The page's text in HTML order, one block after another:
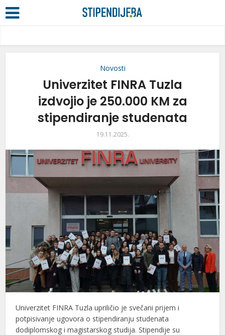
Novosti
Univerzitet FINRA Tuzla
izdvojio je 250.000 KM za
stipendiranje studenata
19.11.2025.
Univerzitet FINRA Tuzla upriličio je svečani prijem i
potpisivanje ugovora o stipendiranju studenata
dodiplomskog i magistarskog studija. Stipendije su